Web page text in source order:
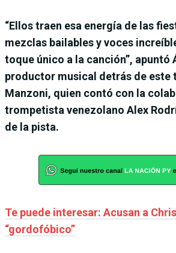
“Ellos traen esa energía de las
mezclas bailables y voces
toque único a la canción”, apuntó
productor musical detrás de este
Manzoni, quien contó con la
trompetista venezolano Alex
de la pista.
Te puede interesar: Acusan a
“gordofóbico”